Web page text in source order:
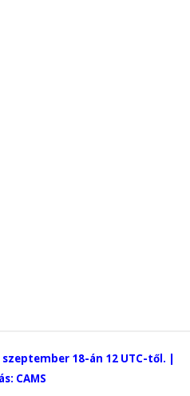
18-án 12 UTC-től. |
CAMS